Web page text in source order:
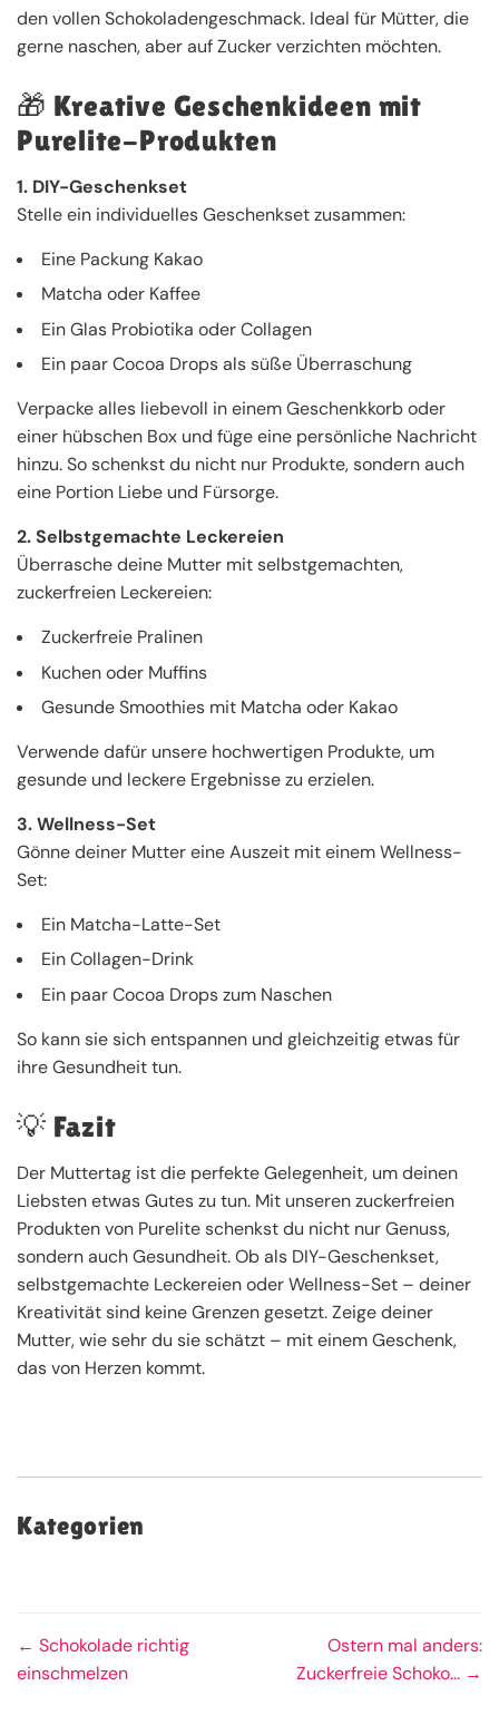
den vollen Schokoladengeschmack. Ideal für Mütter, die
gerne naschen, aber auf Zucker verzichten möchten.
🎁 Kreative Geschenkideen mit
Purelite-Produkten
1. DIY-Geschenkset
Stelle ein individuelles Geschenkset zusammen:
Eine Packung Kakao
Matcha oder Kaffee
Ein Glas Probiotika oder Collagen
Ein paar Cocoa Drops als süße Überraschung
Verpacke alles liebevoll in einem Geschenkkorb oder
einer hübschen Box und füge eine persönliche Nachricht
hinzu. So schenkst du nicht nur Produkte, sondern auch
eine Portion Liebe und Fürsorge.
2. Selbstgemachte Leckereien
Überrasche deine Mutter mit selbstgemachten,
zuckerfreien Leckereien:
Zuckerfreie Pralinen
Kuchen oder Muffins
Gesunde Smoothies mit Matcha oder Kakao
Verwende dafür unsere hochwertigen Produkte, um
gesunde und leckere Ergebnisse zu erzielen.
3. Wellness-Set
Gönne deiner Mutter eine Auszeit mit einem Wellness-
Set:
Ein Matcha-Latte-Set
Ein Collagen-Drink
Ein paar Cocoa Drops zum Naschen
So kann sie sich entspannen und gleichzeitig etwas für
ihre Gesundheit tun.
💡 Fazit
Der Muttertag ist die perfekte Gelegenheit, um deinen
Liebsten etwas Gutes zu tun. Mit unseren zuckerfreien
Produkten von Purelite schenkst du nicht nur Genuss,
sondern auch Gesundheit. Ob als DIY-Geschenkset,
selbstgemachte Leckereien oder Wellness-Set – deiner
Kreativität sind keine Grenzen gesetzt. Zeige deiner
Mutter, wie sehr du sie schätzt – mit einem Geschenk,
das von Herzen kommt.
Kategorien
← Schokolade richtig
einschmelzen
Ostern mal anders:
Zuckerfreie Schoko... →